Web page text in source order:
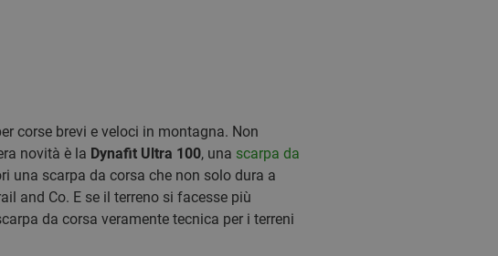
corse brevi e veloci in montagna. Non
novità è la Dynafit Ultra 100, una scarpa da
una scarpa da corsa che non solo dura a
and Co. E se il terreno si facesse più
da corsa veramente tecnica per i terreni